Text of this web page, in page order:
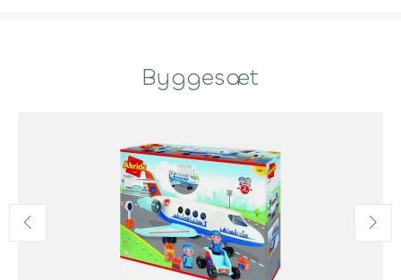
Byggesæt